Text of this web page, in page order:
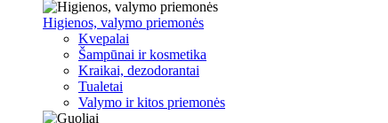
Higienos, valymo priemonės
Kvepalai
Šampūnai ir kosmetika
Kraikai, dezodorantai
Tualetai
Valymo ir kitos priemonės